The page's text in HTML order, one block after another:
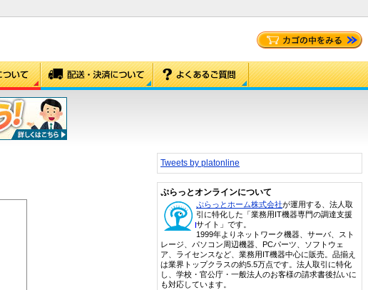
Tweets by platonline
ぷらっとオンラインについて
ぷらっとホーム株式会社が運用する、法人取
引に特化した「業務用IT機器専門の調達支援
サイト」です。
1999年よりネットワーク機器、サーバ、スト
レージ、パソコン周辺機器、PCパーツ、ソフトウェ
ア、ライセンスなど、業務用IT機器中心に販売。品揃え
は業界トップクラスの約5.5万点です。法人取引に特化
し、学校・官公庁・一般法人のお客様の請求書後払いに
も対応しています。